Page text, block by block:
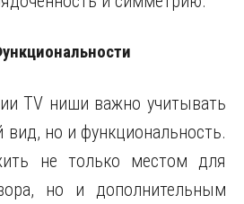
TV ниши важно учитывать
вид, но и функциональность.
не только местом для
но и дополнительным